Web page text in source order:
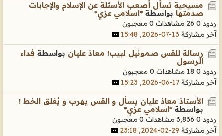
مسيحية تسأل أصعب الأسئلة عن الإسلام والإجابات
صدمتها بواسطة *اسلامي عزي*
ردود 0 26 مشاهدات
0 معجبون
آخر مشاركة 13-07-2026, 15:48
رسالة للقس صموئيل لبيب! معاذ عليان بواسطة فداء
الرسول
ردود 0 18 مشاهدات
0 معجبون
آخر مشاركة 17-06-2026, 15:23
الأستاذ معاذ عليان يسأل و القس يهرب و يُغلق الخط !
بواسطة *اسلامي عزي*
ردود 0 3,836 مشاهدات
0 معجبون
آخر مشاركة 29-02-2024, 23:18